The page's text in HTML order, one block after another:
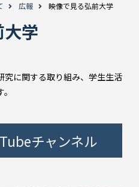
広報 映像で見る弘前大学
学
究に関する取り組み、学生生活
チャンネル